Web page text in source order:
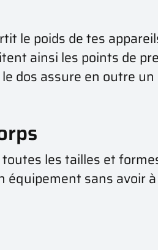
le poids de tes
ainsi les points de
dos assure en outre
les tailles et
sans avoir